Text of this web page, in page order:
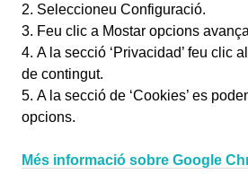
Seleccioneu Configuració.
Feu clic a Mostar opcions
A la secció ‘Privacidad’ feu clic
de contingut.
A la secció de ‘Cookies’ es
opcions.
Més informació sobre Google